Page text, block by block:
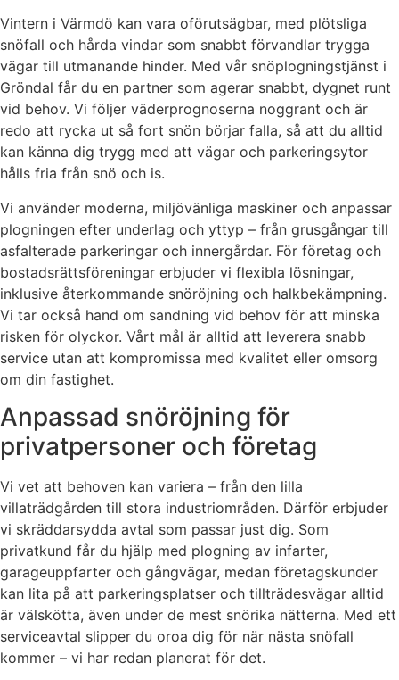
Vintern i Värmdö kan vara oförutsägbar, med plötsliga
snöfall och hårda vindar som snabbt förvandlar trygga
vägar till utmanande hinder. Med vår snöplogningstjänst i
Gröndal får du en partner som agerar snabbt, dygnet runt
vid behov. Vi följer väderprognoserna noggrant och är
redo att rycka ut så fort snön börjar falla, så att du alltid
kan känna dig trygg med att vägar och parkeringsytor
hålls fria från snö och is.
Vi använder moderna, miljövänliga maskiner och anpassar
plogningen efter underlag och yttyp – från grusgångar till
asfalterade parkeringar och innergårdar. För företag och
bostadsrättsföreningar erbjuder vi flexibla lösningar,
inklusive återkommande snöröjning och halkbekämpning.
Vi tar också hand om sandning vid behov för att minska
risken för olyckor. Vårt mål är alltid att leverera snabb
service utan att kompromissa med kvalitet eller omsorg
om din fastighet.
Anpassad snöröjning för
privatpersoner och företag
Vi vet att behoven kan variera – från den lilla
villaträdgården till stora industriområden. Därför erbjuder
vi skräddarsydda avtal som passar just dig. Som
privatkund får du hjälp med plogning av infarter,
garageuppfarter och gångvägar, medan företagskunder
kan lita på att parkeringsplatser och tillträdesvägar alltid
är välskötta, även under de mest snörika nätterna. Med ett
serviceavtal slipper du oroa dig för när nästa snöfall
kommer – vi har redan planerat för det.